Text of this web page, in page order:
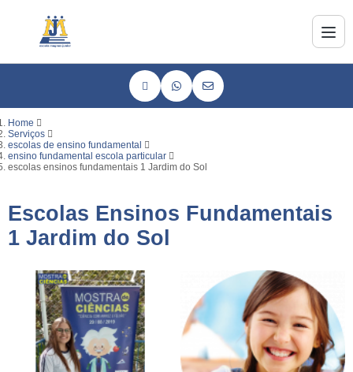
Home
Serviços
escolas de ensino fundamental
ensino fundamental escola particular
escolas ensinos fundamentais 1 Jardim do Sol
Escolas Ensinos Fundamentais
1 Jardim do Sol